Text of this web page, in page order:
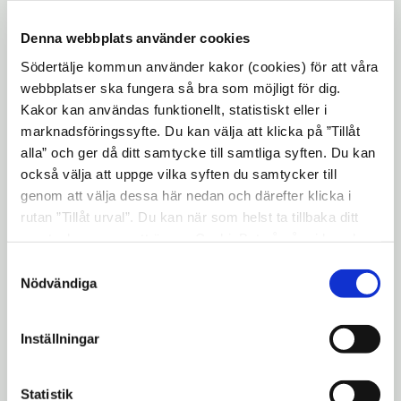
Denna webbplats använder cookies
Södertälje kommun använder kakor (cookies) för att våra
webbplatser ska fungera så bra som möjligt för dig.
Kakor kan användas funktionellt, statistiskt eller i
marknadsföringssyfte. Du kan välja att klicka på ”Tillåt
alla” och ger då ditt samtycke till samtliga syften. Du kan
också välja att uppge vilka syften du samtycker till
genom att välja dessa här nedan och därefter klicka i
rutan ”Tillåt urval”. Du kan när som helst ta tillbaka ditt
"Visa detaljer" kan du läsa om hur kakorna används och
hur vi och våra leverantörer inhämtar och behandlar
Nödvändiga
Inställningar
Statistik
området befolkas nästintill hela dygnet,
vilket gör det tryggare att vistas där. Södra
ska erbjuda möjligheter till både rörelse och
sociala möten, dels inom en ny
stadsdelspark och aktivitetspark, dels inom
en attraktiv kajpromenad som ska fungera
som naturliga mötesplatser.
Bostadsutveckling är enbart utpekat inom
den pågående detaljplanen för Uthamnen
då stadsdelen är begränsad av industri och
riksintressen och grönområden värda att
bevara. En ny grundskola och flera förskolor
föreslås. Ett tydligare centrum med